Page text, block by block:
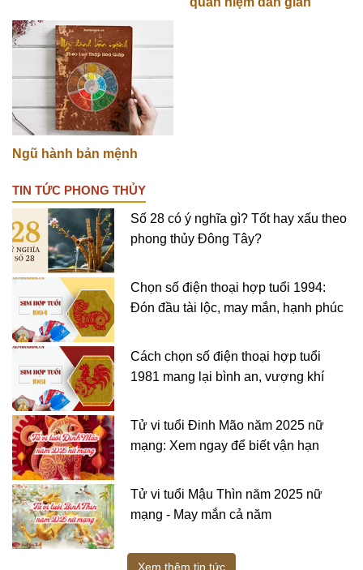
Ngũ hành bản mệnh
TIN TỨC PHONG THỦY
Số 28 có ý nghĩa gì? Tốt hay xấu theo
phong thủy Đông Tây?
Chọn số điện thoại hợp tuổi 1994:
Đón đầu tài lộc, may mắn, hạnh phúc
Cách chọn số điện thoại hợp tuổi
1981 mang lại bình an, vượng khí
Tử vi tuổi Đinh Mão năm 2025 nữ
mạng: Xem ngay để biết vận hạn
Tử vi tuổi Mậu Thìn năm 2025 nữ
mạng - May mắn cả năm
Xem thêm tin tức